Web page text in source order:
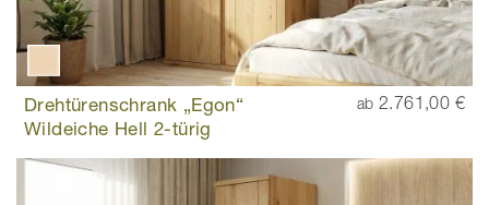
Drehtürenschrank „Egon“
Wildeiche Hell 2-türig
ab 2.761,00 €